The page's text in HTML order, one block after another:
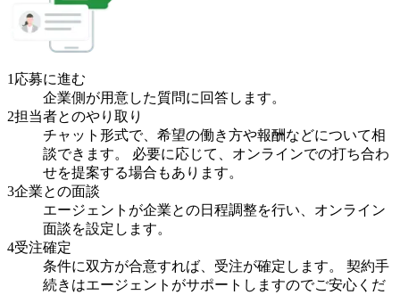
1 応募に進む
企業側が用意した質問に回答します。
2担当者とのやり取り
チャット形式で、希望の働き方や報酬などについて相
談できます。 必要に応じて、オンラインでの打ち合わ
せを提案する場合もあります。
3企業との面談
エージェントが企業との日程調整を行い、オンライン
面談を設定します。
4受注確定
条件に双方が合意すれば、受注が確定します。 契約手
続きはエージェントがサポートしますのでご安心くだ